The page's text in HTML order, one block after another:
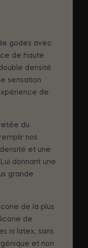
godes avec
de haute
densité
sensation
de
du
nos
et une
donnant une
grande
de la plus
de
ni latex, sans
et non